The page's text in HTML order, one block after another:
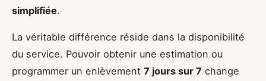
simplifiée.
La véritable différence réside dans la disponibilité
du service. Pouvoir obtenir une estimation ou
programmer un enlèvement 7 jours sur 7 change